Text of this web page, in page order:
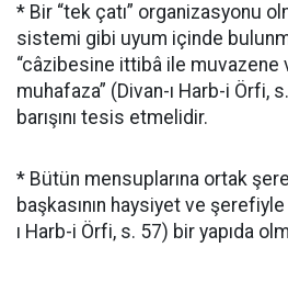
* Bir “tek çatı” organizasyonu
sistemi gibi uyum içinde
“câzibesine ittibâ ile muvazene
muhafaza” (Divan-ı Harb-i Örfi,
barışını tesis etmelidir.
* Bütün mensuplarına ortak
başkasının haysiyet ve
ı Harb-i Örfi, s. 57) bir yapıda